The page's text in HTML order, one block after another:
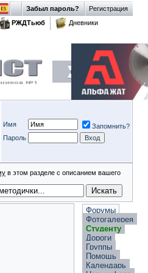
Регистрация
Забыл пароль?
РЖДТьюб
Дневники
Имя
Запомнить?
Пароль
в этом разделе с описанием вашего
Форумы
Фотогалерея
Студенту
Дороги
Группы
Помощь
Календарь